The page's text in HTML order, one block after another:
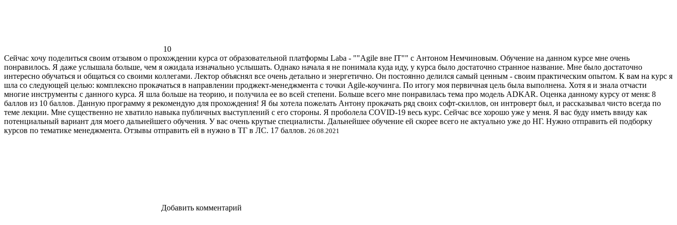
10
Сейчас хочу поделиться своим отзывом о прохождении курса от образовательной платформы Laba - ""Agile вне IT"" с Антоном Немчиновым. Обучение на данном курсе мне очень
понравилось. Я даже услышала больше, чем я ожидала изначально услышать. Однако начала я не понимала куда иду, у курса было достаточно странное название. Мне было достаточно
интересно обучаться и общаться со своими коллегами. Лектор объяснял все очень детально и энергетично. Он постоянно делился самый ценным - своим практическим опытом. К вам на курс я
шла со следующей целью: комплексно прокачаться в направлении проджект-менеджмента с точки Agile-коучинга. По итогу моя первичная цель была выполнена. Хотя я и знала отчасти
многие инструменты с данного курса. Я шла больше на теорию, и получила ее во всей степени. Больше всего мне понравилась тема про модель ADKAR. Оценка данному курсу от меня: 8
баллов из 10 баллов. Данную программу я рекомендую для прохождения! Я бы хотела пожелать Антону прокачать ряд своих софт-скиллов, он интроверт был, и рассказывал чисто всегда по
теме лекции. Мне существенно не хватило навыка публичных выступлений с его стороны. Я проболела COVID-19 весь курс. Сейчас все хорошо уже у меня. Я вас буду иметь ввиду как
потенциальный вариант для моего дальнейшего обучения. У вас очень крутые специалисты. Дальнейшее обучение ей скорее всего не актуально уже до НГ. Нужно отправить ей подборку
курсов по тематике менеджмента. Отзывы отправить ей в нужно в ТГ в ЛС. 17 баллов. 26.08.2021
Добавить комментарий